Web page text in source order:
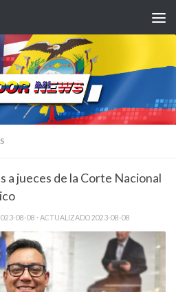
a jueces de la Corte Nacional
08-08 · ACTUALIZADO2023-08-08